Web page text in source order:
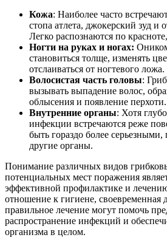
Кожа: Наиболее часто
стопа атлета, джокерский зуд
Легко распознаются по
Ногти на руках и ногах:
становиться толще, изменять
отслаиваться от ногтевого ложа.
Волосистая часть головы:
вызывать выпадение волос,
облысения и появление перхоти.
Внутренние органы: Хотя
инфекции встречаются реже
быть гораздо более серьезными,
другие органы.
Понимание различных видов
потенциальных мест поражения
эффективной профилактике и
отношение к гигиене, своевременная
правильное лечение могут помочь
распространение инфекций и
организма в целом.